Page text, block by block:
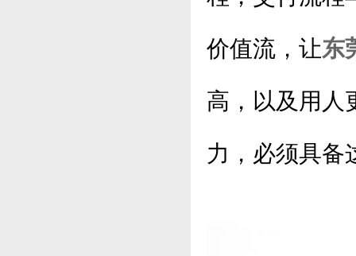
价值流，让东
高，以及用人
力，必须具备